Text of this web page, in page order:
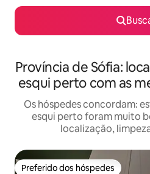
Província de Sófia:
esqui perto com as
Os hóspedes concordam:
esqui perto foram muito
localização,
Preferido dos hóspedes